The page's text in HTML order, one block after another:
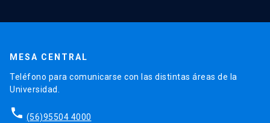
MESA CENTRAL
Teléfono para comunicarse con las distintas áreas de la
Universidad.
phone (56)95504 4000